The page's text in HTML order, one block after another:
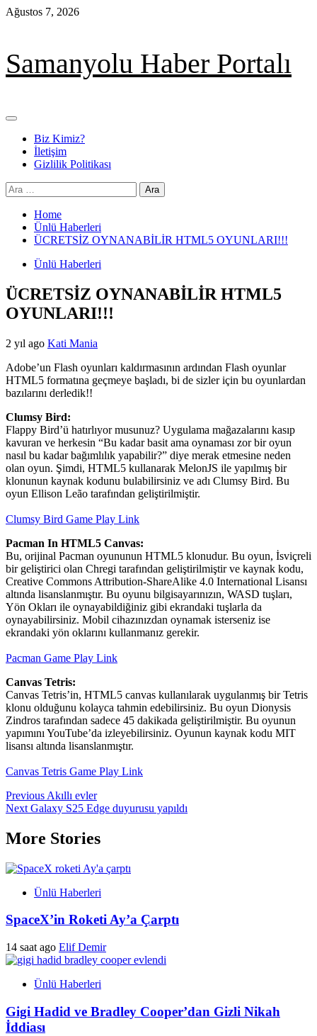
Skip
Ağustos 7, 2026
Samanyolu Haber Portalı
Primary
Biz Kimiz?
İletişim
Gizlilik Politikası
Arama:
Home
Ünlü Haberleri
ÜCRETSİZ OYNANABİLİR HTML5 OYUNLARI!!!
Ünlü Haberleri
ÜCRETSİZ OYNANABİLİR HTML5
OYUNLARI!!!
2 yıl ago Kati Mania
Adobe’un Flash oyunları kaldırmasının ardından Flash oyunlar
HTML5 formatına geçmeye başladı, bi de sizler için bu oyunlardan
bazılarını derledik!!
Clumsy Bird:
Flappy Bird’ü hatırlıyor musunuz? Uygulama mağazalarını kasıp
kavuran ve herkesin “Bu kadar basit ama oynaması zor bir oyun
nasıl bu kadar bağımlılık yapabilir?” diye merak etmesine neden
olan oyun. Şimdi, HTML5 kullanarak MelonJS ile yapılmış bir
klonunun kaynak kodunu bulabilirsiniz ve adı Clumsy Bird. Bu
oyun Ellison Leão tarafından geliştirilmiştir.
Clumsy Bird Game Play Link
Pacman In HTML5 Canvas:
Bu, orijinal Pacman oyununun HTML5 klonudur. Bu oyun, İsviçreli
bir geliştirici olan Chregi tarafından geliştirilmiştir ve kaynak kodu,
Creative Commons Attribution-ShareAlike 4.0 International Lisansı
altında lisanslanmıştır. Bu oyunu bilgisayarınızın, WASD tuşları,
Yön Okları ile oynayabildiğiniz gibi ekrandaki tuşlarla da
oynayabilirsiniz. Mobil cihazınızdan oynamak isterseniz ise
ekrandaki yön oklarını kullanmanız gerekir.
Pacman Game Play Link
Canvas Tetris:
Canvas Tetris’in, HTML5 canvas kullanılarak uygulanmış bir Tetris
klonu olduğunu kolayca tahmin edebilirsiniz. Bu oyun Dionysis
Zindros tarafından sadece 45 dakikada geliştirilmiştir. Bu oyunun
yapımını YouTube’da izleyebilirsiniz. Oyunun kaynak kodu MIT
lisansı altında lisanslanmıştır.
Canvas Tetris Game Play Link
Post
navigation
Previous Akıllı evler
Next Galaxy S25 Edge duyurusu yapıldı
More Stories
Ünlü Haberleri
SpaceX’in Roketi Ay’a Çarptı
14 saat ago Elif Demir
Ünlü Haberleri
Gigi Hadid ve Bradley Cooper’dan Gizli Nikah
İddiası